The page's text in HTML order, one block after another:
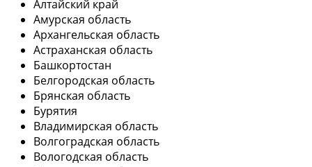
Алтайский край
Амурская область
Архангельская область
Астраханская область
Башкортостан
Белгородская область
Брянская область
Бурятия
Владимирская область
Волгоградская область
Вологодская область